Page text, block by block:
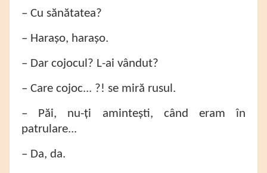
– Cu sănătatea?
– Harașo, harașo.
– Dar cojocul? L-ai vândut?
– Care cojoc... ?! se miră rusul.
– Păi, nu-ți amintești, când eram în
patrulare...
– Da, da.